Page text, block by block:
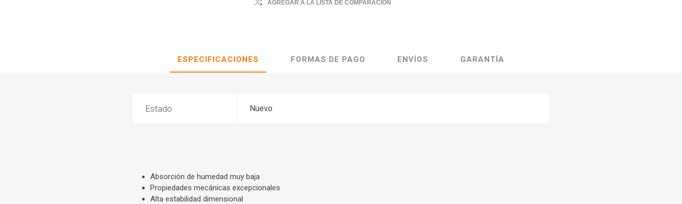
AGREGAR A LA LISTA DE COMPARACIÓN
ESPECIFICACIONES FORMAS DE PAGO ENVÍOS GARANTÍA
Estado Nuevo
Absorción de humedad muy baja
Propiedades mecánicas excepcionales
Alta estabilidad dimensional